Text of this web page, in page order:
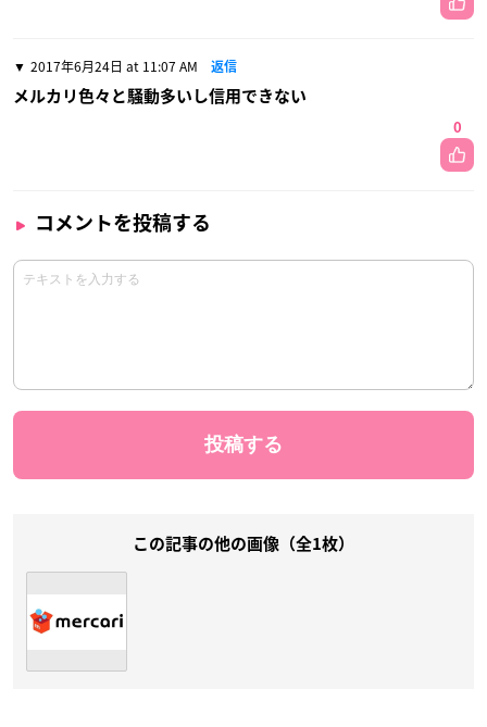
2017年6月24日 at 11:07 AM 返信
メルカリ色々と騒動多いし信用できない
0
コメントを投稿する
この記事の他の画像（全1枚）